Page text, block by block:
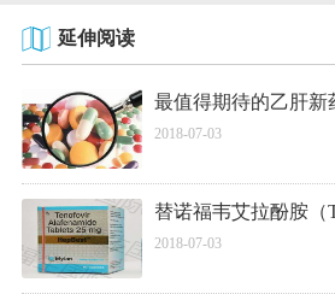
延伸阅读
最值得期待的乙肝新
2018-07-03
替诺福韦艾拉酚胺（
2018-07-03